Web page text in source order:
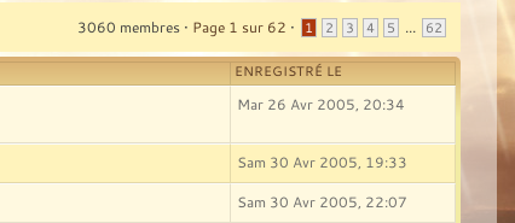
3060 membres • Page 1 sur 62 • 1 2 3 4 5 ... 62
ENREGISTRÉ LE
Mar 26 Avr 2005, 20:34
Sam 30 Avr 2005, 19:33
Sam 30 Avr 2005, 22:07